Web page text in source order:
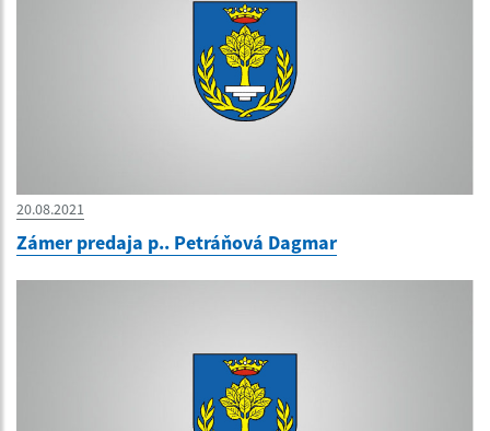
20.08.2021
Zámer predaja p.. Petráňová Dagmar